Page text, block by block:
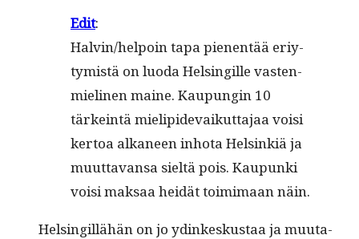
Edit:
Halvin/helpoin tapa pienen­tää eriy­
tymistä on luo­da Helsingille vas­ten­
mieli­nen maine. Kaupun­gin 10
tärkein­tä mielipi­de­vaikut­ta­jaa voisi
ker­toa alka­neen inho­ta Helsinkiä ja
muut­ta­vansa sieltä pois. Kaupun­ki
voisi mak­saa hei­dät toim­i­maan näin.
Helsingillähän on jo ydinkeskus­taa ja muu­ta­